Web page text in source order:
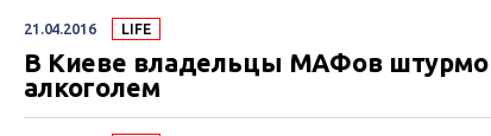
21.04.2016 LIFE
В Киеве владельцы МАФов
алкоголем